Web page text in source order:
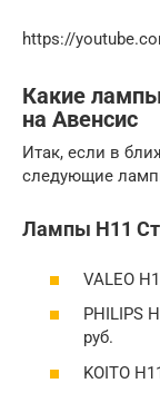
https://
Какие
на Авенсис
Итак, если в
следующие
Лампы H11
VALEO
PHILIPS
руб.
KOITO